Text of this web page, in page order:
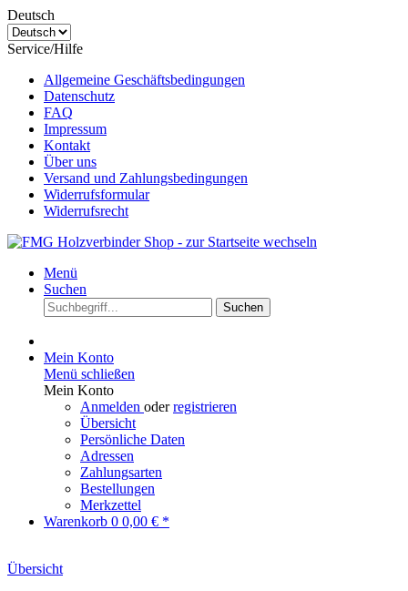
Deutsch
Service/Hilfe
Allgemeine Geschäftsbedingungen
Datenschutz
FAQ
Impressum
Kontakt
Über uns
Versand und Zahlungsbedingungen
Widerrufsformular
Widerrufsrecht
Menü
Suchen
Suchen
Mein Konto
Menü schließen
Mein Konto
Anmelden oderregistrieren
Übersicht
Persönliche Daten
Adressen
Zahlungsarten
Bestellungen
Merkzettel
Warenkorb 0 0,00 € *
Übersicht